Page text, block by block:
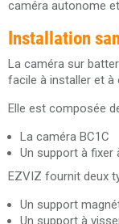
caméra autonome
Installation
La caméra sur
facile à installer et à
Elle est composée
La caméra BC1C
Un support à fixer
EZVIZ fournit deux
Un support
Un support à